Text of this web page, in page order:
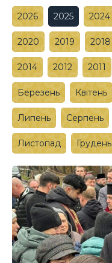
2026 2025 2024
2020 2019 2018
2014 2012 2011
Березень Квітень
Липень Серпень
Листопад Грудень